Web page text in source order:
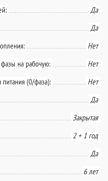
Да
Да
Нет
на рабочую:
Нет
(0/фаза):
Нет
Да
Закрытая
2 + 1 год
Да
6 лет